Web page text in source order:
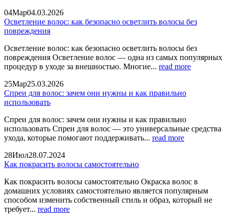
04Мар04.03.2026
Осветление волос: как безопасно осветлить волосы без
повреждения
Осветление волос: как безопасно осветлить волосы без
повреждения Осветление волос — одна из самых популярных
процедур в уходе за внешностью. Многие... read more
25Мар25.03.2026
Спреи для волос: зачем они нужны и как правильно
использовать
Спреи для волос: зачем они нужны и как правильно
использовать Спреи для волос — это универсальные средства
ухода, которые помогают поддерживать... read more
28Июл28.07.2024
Как покрасить волосы самостоятельно
Как покрасить волосы самостоятельно Окраска волос в
домашних условиях самостоятельно является популярным
способом изменить собственный стиль и образ, который не
требует... read more